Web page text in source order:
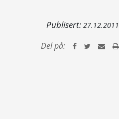
Publisert: 27.12.2011
Del på: